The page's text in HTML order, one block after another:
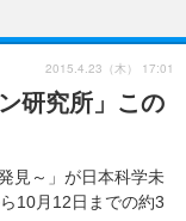
グッズ
ビジネス
アーティスト
実写
座談会
ABEMA Cafe
研究所」この
見～」が日本科学未
10月12日までの約3
2015.4.23（木） 17:01